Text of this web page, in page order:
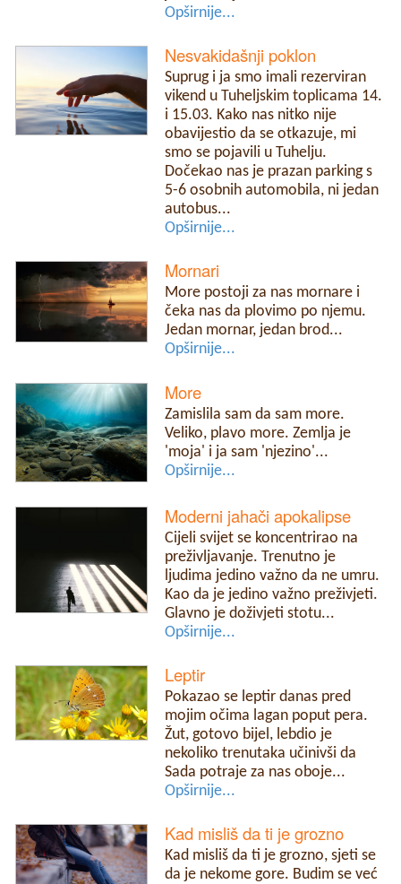
Opširnije...
Nesvakidašnji poklon
Suprug i ja smo imali rezerviran
vikend u Tuheljskim toplicama 14.
i 15.03. Kako nas nitko nije
obavijestio da se otkazuje, mi
smo se pojavili u Tuhelju.
Dočekao nas je prazan parking s
5-6 osobnih automobila, ni jedan
autobus...
Opširnije...
Mornari
More postoji za nas mornare i
čeka nas da plovimo po njemu.
Jedan mornar, jedan brod...
Opširnije...
More
Zamislila sam da sam more.
Veliko, plavo more. Zemlja je
'moja' i ja sam 'njezino'...
Opširnije...
Moderni jahači apokalipse
Cijeli svijet se koncentrirao na
preživljavanje. Trenutno je
ljudima jedino važno da ne umru.
Kao da je jedino važno preživjeti.
Glavno je doživjeti stotu...
Opširnije...
Leptir
Pokazao se leptir danas pred
mojim očima lagan poput pera.
Žut, gotovo bijel, lebdio je
nekoliko trenutaka učinivši da
Sada potraje za nas oboje...
Opširnije...
Kad misliš da ti je grozno
Kad misliš da ti je grozno, sjeti se
da je nekome gore. Budim se već